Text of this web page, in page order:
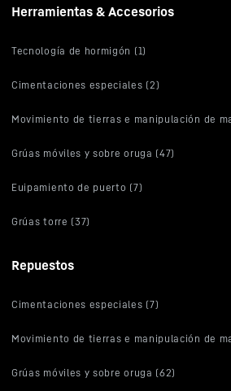
Herramientas & Accesorios
Tecnología de hormigón (1)
Cimentaciones especiales (2)
Movimiento de tierras e manipulación de
Grúas móviles y sobre oruga (47)
Euipamiento de puerto (7)
Grúas torre (37)
Repuestos
Cimentaciones especiales (7)
Movimiento de tierras e manipulación de
Grúas móviles y sobre oruga (62)